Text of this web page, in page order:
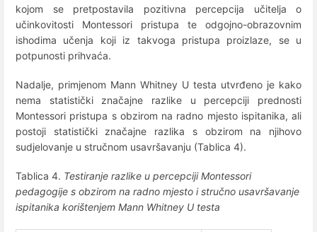
kojom se pretpostavila pozitivna percepcija učitelja o
učinkovitosti Montessori pristupa te odgojno-obrazovnim
ishodima učenja koji iz takvoga pristupa proizlaze, se u
potpunosti prihvaća.
Nadalje, primjenom Mann Whitney U testa utvrđeno je kako
nema statistički značajne razlike u percepciji prednosti
Montessori pristupa s obzirom na radno mjesto ispitanika, ali
postoji statistički značajne razlika s obzirom na njihovo
sudjelovanje u stručnom usavršavanju (Tablica 4).
Tablica 4. Testiranje razlike u percepciji Montessori
pedagogije s obzirom na radno mjesto i stručno usavršavanje
ispitanika korištenjem Mann Whitney U testa